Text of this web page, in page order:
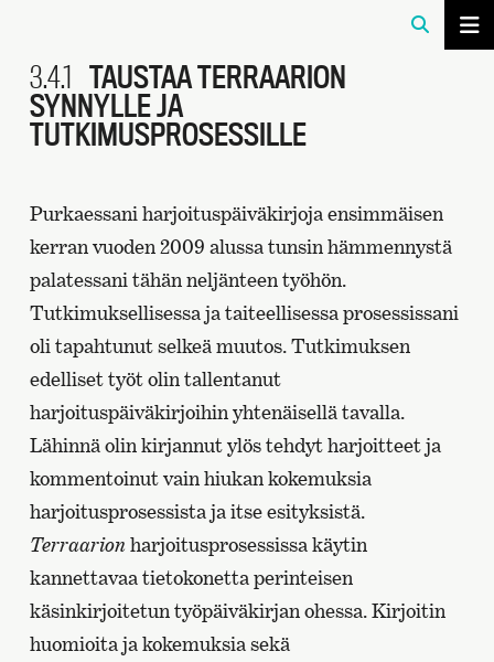
3.4.1 TAUSTAA TERRAARION
SYNNYLLE JA
TUTKIMUSPROSESSILLE
Purkaessani harjoituspäiväkirjoja ensimmäisen
kerran vuoden 2009 alussa tunsin hämmennystä
palatessani tähän neljänteen työhön.
Tutkimuksellisessa ja taiteellisessa prosessissani
oli tapahtunut selkeä muutos. Tutkimuksen
edelliset työt olin tallentanut
harjoituspäiväkirjoihin yhtenäisellä tavalla.
Lähinnä olin kirjannut ylös tehdyt harjoitteet ja
kommentoinut vain hiukan kokemuksia
harjoitusprosessista ja itse esityksistä.
Terraarionharjoitusprosessissa käytin
kannettavaa tietokonetta perinteisen
käsinkirjoitetun työpäiväkirjan ohessa. Kirjoitin
huomioita ja kokemuksia sekä